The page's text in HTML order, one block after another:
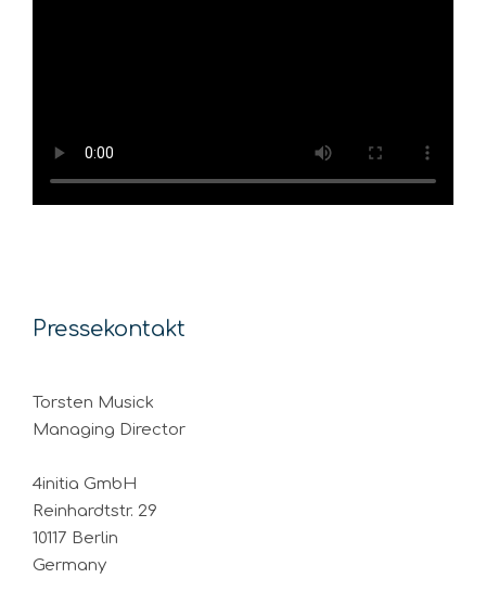
Pressekontakt
Torsten Musick
Managing Director
4initia GmbH
Reinhardtstr. 29
10117 Berlin
Germany